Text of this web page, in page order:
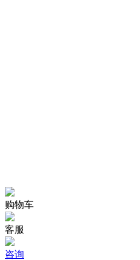
购物车
客服
咨询